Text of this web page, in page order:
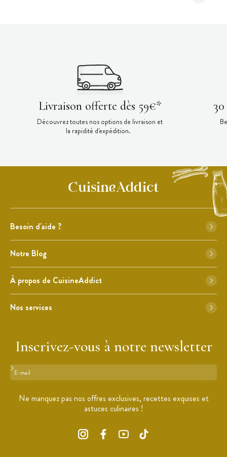
Livraison offerte dès 59€*
Découvrez toutes nos options de livraison et
la rapidité d'expédition.
Besoin d'aide ?
Notre Blog
À propos de CuisineAddict
Nos services
Inscrivez-vous à notre newsletter
Format : adresse@email.com
Ne manquez pas nos offres exclusives, recettes exquises et
astuces culinaires !